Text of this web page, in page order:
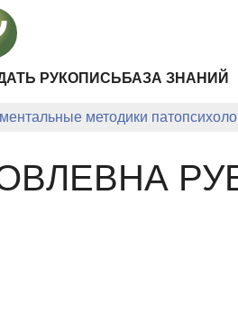
РУКОПИСЬ БАЗА ЗНАНИЙ
методики